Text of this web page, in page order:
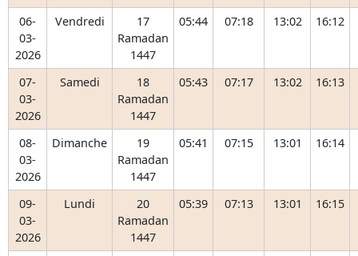
06-
03-
2026
Vendredi
17
Ramadan
1447
05:44 07:18 13:02 16:12
07-
03-
2026
Samedi
18
Ramadan
1447
05:43 07:17 13:02 16:13
08-
03-
2026
Dimanche
19
Ramadan
1447
05:41 07:15 13:01 16:14
09-
03-
2026
Lundi
20
Ramadan
1447
05:39 07:13 13:01 16:15